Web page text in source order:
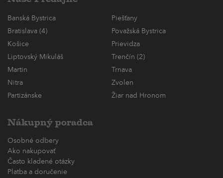
Banská Bystrica
Piešťany
Bratislava (4)
Považská Bystrica
Košice
Prievidza
Liptovský Mikuláš
Trenčín (2)
Martin
Trnava
Nitra
Zvolen
Partizánske
Žiar nad Hronom
Nákupný poradca
Osobné odbery
Ako nakupovať
Často kladené otázky
Platba a doručenie